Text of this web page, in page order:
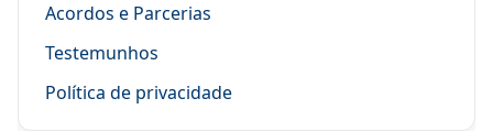
Acordos e Parcerias
Testemunhos
Política de privacidade